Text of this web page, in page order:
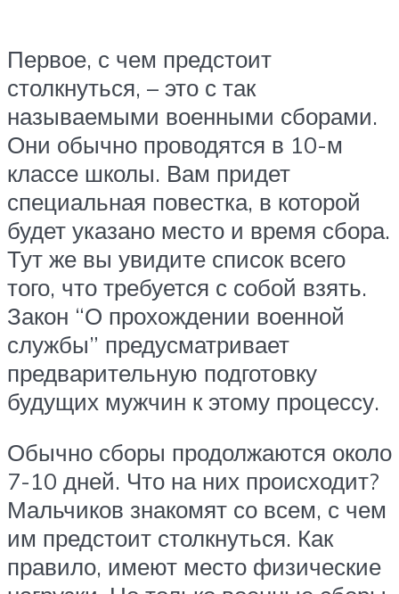
Первое, с чем предстоит
столкнуться, – это с так
называемыми военными сборами.
Они обычно проводятся в 10-м
классе школы. Вам придет
специальная повестка, в которой
будет указано место и время сбора.
Тут же вы увидите список всего
того, что требуется с собой взять.
Закон “О прохождении военной
службы” предусматривает
предварительную подготовку
будущих мужчин к этому процессу.
Обычно сборы продолжаются около
7-10 дней. Что на них происходит?
Мальчиков знакомят со всем, с чем
им предстоит столкнуться. Как
правило, имеют место физические